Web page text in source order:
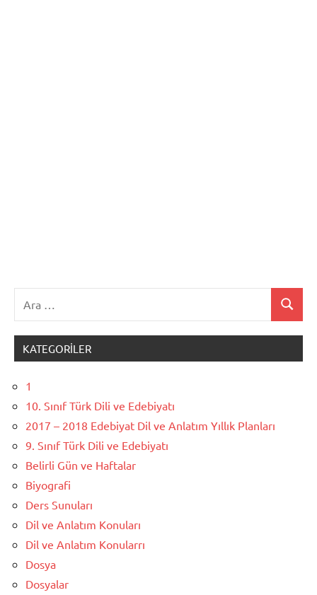
Ara
KATEGORILER
1
10. Sınıf Türk Dili ve Edebiyatı
2017 – 2018 Edebiyat Dil ve Anlatım Yıllık Planları
9. Sınıf Türk Dili ve Edebiyatı
Belirli Gün ve Haftalar
Biyografi
Ders Sunuları
Dil ve Anlatım Konuları
Dil ve Anlatım Konularrı
Dosya
Dosyalar